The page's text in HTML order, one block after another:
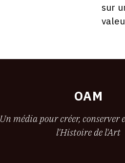
sur
OAM
Un média pour créer,
l'Histoire de l'Art